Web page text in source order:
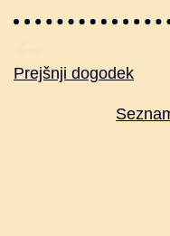
Prejšnji dogodek